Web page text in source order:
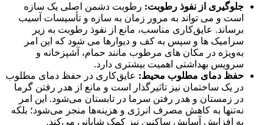
جلوگیری از نفوذ رطوبت: رطوبت دشمن اصلی یک سازه
است و می تواند به مرور زمان به سازه و تأسیسات آسیب
برساند. عایق‌کاری مناسب، مانع از نفوذ رطوبت به زیر
سرامیک ها و سپس به کف و دیوارها می شود که این امر
به‌ویژه در مکان های مرطوب مانند حمام، آشپزخانه و
سرویس بهداشتی اهمیت بیشتری دارد.
حفظ دمای مطلوب محیط: عایق‌کاری در حفظ دمای مطلوب
در یک ساختمان نیز تاثیرگذار است و مانع از هدر رفتن گرما
در زمستان و هدر رفتن سرما در تابستان می‌شود. این امر
نه‌تنها به کاهش مصرف انرژی و هزینه‌ها منجر می‌شود؛ بلکه
به افزایش آسایش ساکنین نیز کمک شایانی می‌کند.